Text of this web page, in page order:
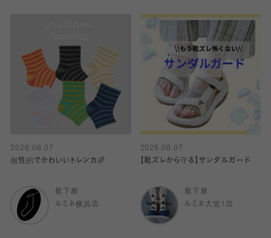
2026.08.07
個性的でかわいいトレンカ🌈
靴下屋
ルミネ横浜店
2026.08.07
【靴ズレから守る】サンダルガード
靴下屋
ルミネ大宮1店